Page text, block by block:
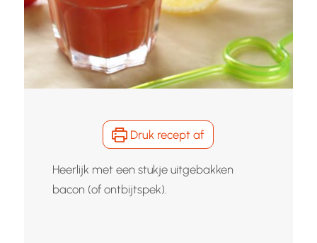
Druk recept af
Heerlijk met een stukje uitgebakken
bacon (of ontbijtspek).